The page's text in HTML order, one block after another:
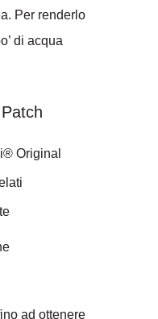
Per renderlo
di acqua
Original
ad ottenere